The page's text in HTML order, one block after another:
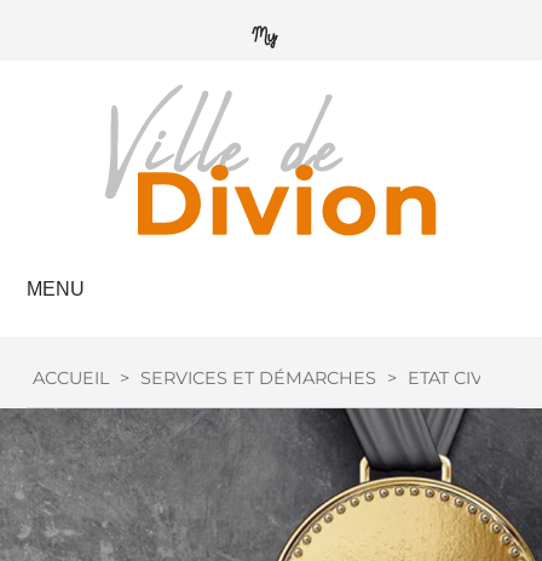
MENU
ACCUEIL > SERVICES ET DÉMARCHES > ETAT CIVIL